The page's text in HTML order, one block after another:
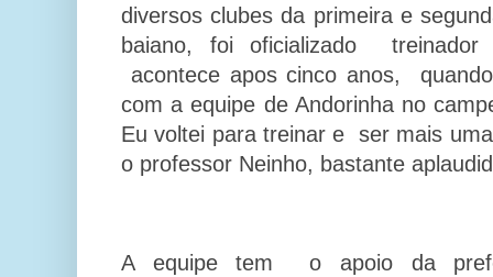
diversos clubes da primeira e
baiano, foi oficializado
acontece apos cinco anos,
com a equipe de Andorinha no
Eu voltei para treinar e ser mais
o professor Neinho, bastante
A equipe tem o apoio da